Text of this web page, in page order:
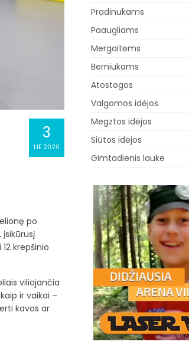
3
LIE 2020
po
krepšinio
viliojančia
ir vaikai –
kavos ar
Pradinukams
Paaugliams
Mergaitėms
Berniukams
Atostogos
Valgomos idėjos
Megztos idėjos
Siūtos idėjos
Gimtadienis lauke